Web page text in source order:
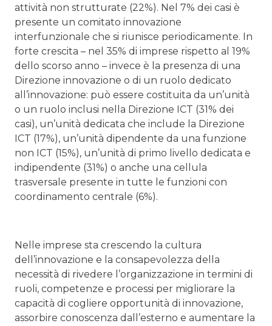
attività non strutturate (22%). Nel 7% dei casi è
presente un comitato innovazione
interfunzionale che si riunisce periodicamente. In
forte crescita – nel 35% di imprese rispetto al 19%
dello scorso anno – invece è la presenza di una
Direzione innovazione o di un ruolo dedicato
all’innovazione: può essere costituita da un’unità
o un ruolo inclusi nella Direzione ICT (31% dei
casi), un’unità dedicata che include la Direzione
ICT (17%), un’unità dipendente da una funzione
non ICT (15%), un’unità di primo livello dedicata e
indipendente (31%) o anche una cellula
trasversale presente in tutte le funzioni con
coordinamento centrale (6%).
Nelle imprese sta crescendo la cultura
dell’innovazione e la consapevolezza della
necessità di rivedere l’organizzazione in termini di
ruoli, competenze e processi per migliorare la
capacità di cogliere opportunità di innovazione,
assorbire conoscenza dall’esterno e aumentare la